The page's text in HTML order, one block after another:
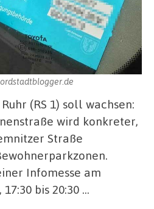
(RS 1) soll wachsen:
wird konkreter,
Straße
Infomesse am
bis 20:30 …